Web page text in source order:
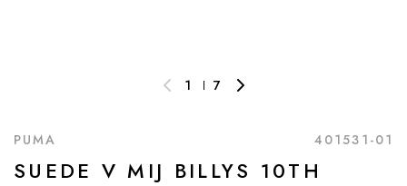
1 7
PUMA 401531-01
SUEDE V MIJ BILLYS 10TH